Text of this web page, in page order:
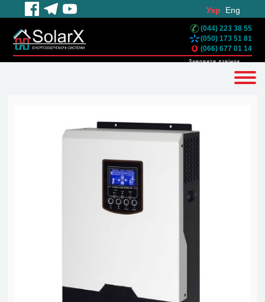
Укр Eng
(044) 223 38 55
(050) 173 51 81
(066) 677 01 14
Замовити дзвінок